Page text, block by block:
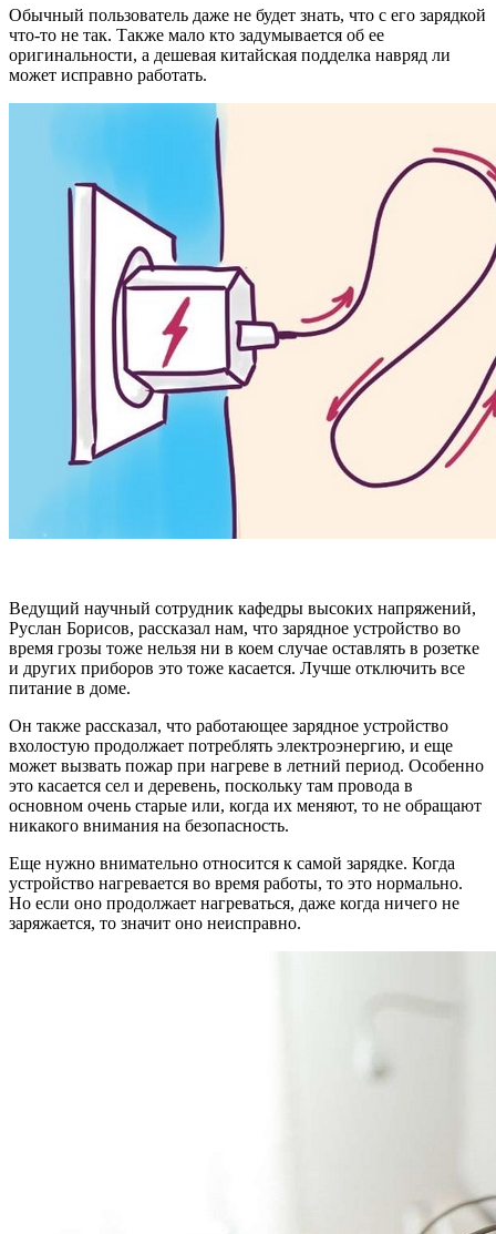
Обычный пользователь даже не будет знать, что с его зарядкой
что-то не так. Также мало кто задумывается об ее
оригинальности, а дешевая китайская подделка навряд ли
может исправно работать.
Ведущий научный сотрудник кафедры высоких напряжений,
Руслан Борисов, рассказал нам, что зарядное устройство во
время грозы тоже нельзя ни в коем случае оставлять в розетке
и других приборов это тоже касается. Лучше отключить все
питание в доме.
Он также рассказал, что работающее зарядное устройство
вхолостую продолжает потреблять электроэнергию, и еще
может вызвать пожар при нагреве в летний период. Особенно
это касается сел и деревень, поскольку там провода в
основном очень старые или, когда их меняют, то не обращают
никакого внимания на безопасность.
Еще нужно внимательно относится к самой зарядке. Когда
устройство нагревается во время работы, то это нормально.
Но если оно продолжает нагреваться, даже когда ничего не
заряжается, то значит оно неисправно.